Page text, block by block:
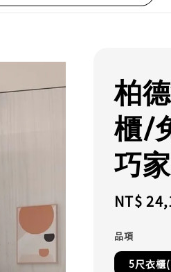
柏
櫃/
巧
Regular
NT$
品項
5尺衣櫃